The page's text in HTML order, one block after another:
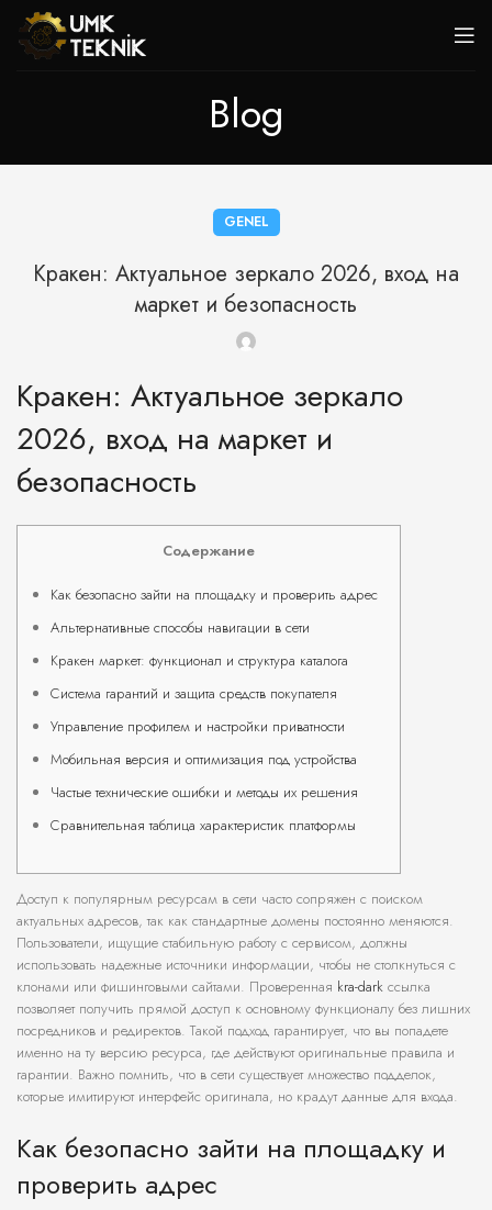
Blog
GENEL
Кракен: Актуальное зеркало 2026, вход на
маркет и безопасность
Кракен: Актуальное зеркало
2026, вход на маркет и
безопасность
Содержание
Как безопасно зайти на площадку и проверить адрес
Альтернативные способы навигации в сети
Кракен маркет: функционал и структура каталога
Система гарантий и защита средств покупателя
Управление профилем и настройки приватности
Мобильная версия и оптимизация под устройства
Частые технические ошибки и методы их решения
Сравнительная таблица характеристик платформы
Доступ к популярным ресурсам в сети часто сопряжен с поиском
актуальных адресов, так как стандартные домены постоянно меняются.
Пользователи, ищущие стабильную работу с сервисом, должны
использовать надежные источники информации, чтобы не столкнуться с
клонами или фишинговыми сайтами. Проверенная kra-dark ссылка
позволяет получить прямой доступ к основному функционалу без лишних
посредников и редиректов. Такой подход гарантирует, что вы попадете
именно на ту версию ресурса, где действуют оригинальные правила и
гарантии. Важно помнить, что в сети существует множество подделок,
которые имитируют интерфейс оригинала, но крадут данные для входа.
Как безопасно зайти на площадку и
проверить адрес